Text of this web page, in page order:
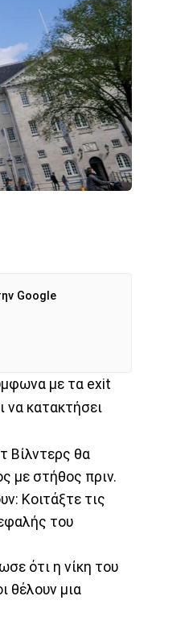
Google
με τα exit
να κατακτήσει
Βίλντερς θα
με στήθος πριν.
Κοιτάξτε τις
του
ότι η νίκη του
θέλουν μια